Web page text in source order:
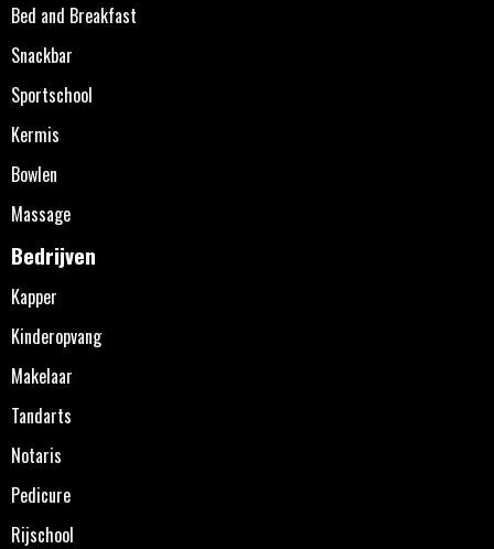
Bed and Breakfast
Snackbar
Sportschool
Kermis
Bowlen
Massage
Bedrijven
Kapper
Kinderopvang
Makelaar
Tandarts
Notaris
Pedicure
Rijschool